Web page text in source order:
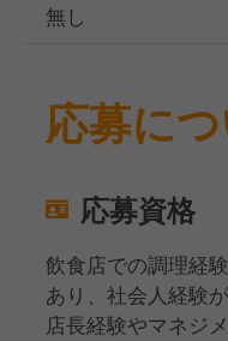
無し
応募に
応募資格
飲食店での調理経
あり、社会人経験
店長経験やマネジ